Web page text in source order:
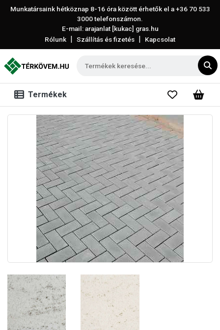
Munkatársaink hétköznap 8-16 óra között érhetők el a+36 70 533
3000telefonszámon.
E-mail: arajanlat [kukac] gras.hu
Rólunk | Szállítás és fizetés | Kapcsolat
Termékek